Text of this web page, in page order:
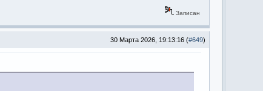
Записан
30 Марта 2026, 19:13:16 (#649)